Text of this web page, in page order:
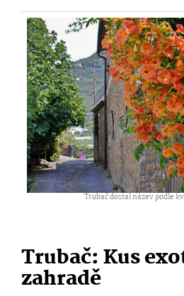
Trubač dostal název podle
Trubač: Kus
zahradě